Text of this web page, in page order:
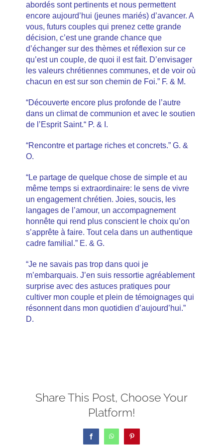
abordés sont pertinents et nous permettent
encore aujourd’hui (jeunes mariés) d’avancer. A
vous, futurs couples qui prenez cette grande
décision, c’est une grande chance que
d’échanger sur des thèmes et réflexion sur ce
qu’est un couple, de quoi il est fait. D’envisager
les valeurs chrétiennes communes, et de voir où
chacun en est sur son chemin de Foi.” F. & M.
“Découverte encore plus profonde de l’autre
dans un climat de communion et avec le soutien
de l’Esprit Saint.“ P. & I.
“Rencontre et partage riches et concrets.” G. &
O.
“Le partage de quelque chose de simple et au
même temps si extraordinaire: le sens de vivre
un engagement chrétien. Joies, soucis, les
langages de l’amour, un accompagnement
honnête qui rend plus conscient le choix qu’on
s’apprête à faire. Tout cela dans un authentique
cadre familial.” E. & G.
“Je ne savais pas trop dans quoi je
m’embarquais. J’en suis ressortie agréablement
surprise avec des astuces pratiques pour
cultiver mon couple et plein de témoignages qui
résonnent dans mon quotidien d’aujourd’hui.”
D.
Share This Post, Choose Your
Platform!
FacebookWhatsApp